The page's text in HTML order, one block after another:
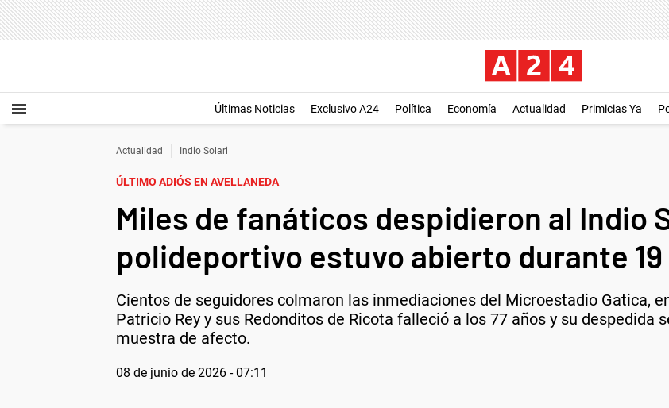
Últimas Noticias Exclusivo A24 Política Economía Actualidad Primicias Ya
Actualidad Indio Solari
ÚLTIMO ADIÓS EN AVELLANEDA
Miles de fanáticos despidieron al Indio
polideportivo estuvo abierto durante
Cientos de seguidores colmaron las inmediaciones del Microestadio Gatica,
Patricio Rey y sus Redonditos de Ricota falleció a los 77 años y su despedida
muestra de afecto.
08 de junio de 2026 - 07:11